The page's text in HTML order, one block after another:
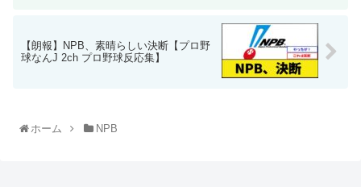
【朗報】NPB、素晴らしい決断【プロ野
球なんJ 2ch プロ野球反応集】
ホーム NPB